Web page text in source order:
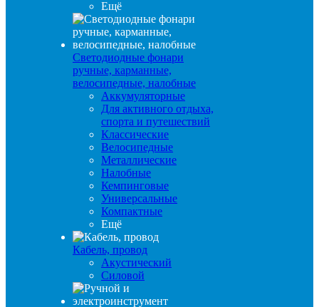
Ещё
Светодиодные фонари
ручные, карманные,
велосипедные, налобные
Аккумуляторные
Для активного отдыха,
спорта и путешествий
Классические
Велосипедные
Металлические
Налобные
Кемпинговые
Универсальные
Компактные
Ещё
Кабель, провод
Акустический
Силовой